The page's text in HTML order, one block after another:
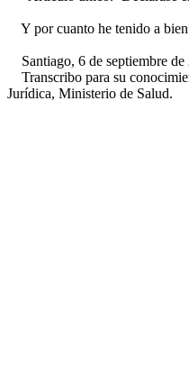
Y por cuanto he tenido a
Santiago, 6 de septiembre
Transcribo para su
Jurídica, Ministerio de Salud.